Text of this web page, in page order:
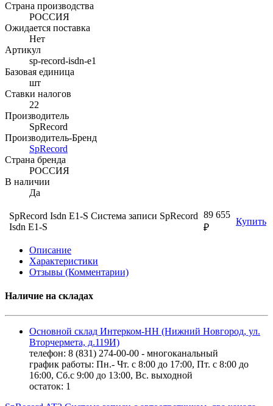
Страна производства
РОССИЯ
Ожидается поставка
Нет
Артикул
sp-record-isdn-e1
Базовая единица
шт
Ставки налогов
22
Производитель
SpRecord
Производитель-Бренд
SpRecord
Страна бренда
РОССИЯ
В наличии
Да
SpRecord Isdn E1-S Система записи SpRecord
Isdn E1-S
89 655
₽
Купить
Описание
Характеристики
Отзывы (Комментарии)
Наличие на складах
Основной склад Интерком-НН (Нижний Новгород, ул.
Вторчермета, д.119И)
телефон: 8 (831) 274-00-00 - многоканальный
график работы: Пн.- Чт. с 8:00 до 17:00, Пт. с 8:00 до
16:00, Сб.с 9:00 до 13:00, Вс. выходной
остаток: 1